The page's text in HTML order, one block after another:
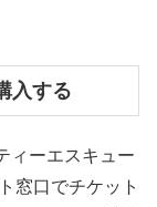
入する
ィーエスキュー
窓口でチケット